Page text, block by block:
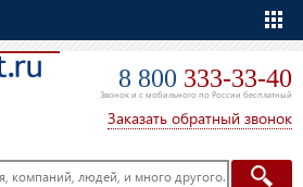
8 800 333-33-40
Звонок и с мобильного по России бесплатный
Заказать обратный звонок